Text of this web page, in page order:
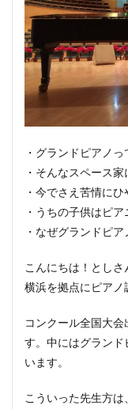
・グランドピアノ
・そんなスペース家
・今でさえ苦情に
・うちの子供はピ
・なぜグランドピ
こんにちは！としさ
横浜を拠点にピアノ
コンクール全国大
す。中にはグランド
います。
こういった先生方